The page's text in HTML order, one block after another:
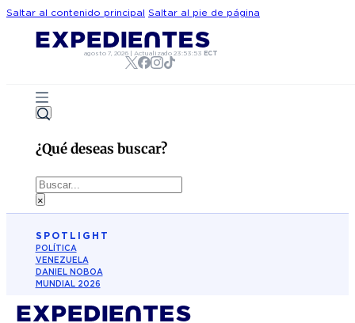
Saltar al contenido principal Saltar al pie de página
agosto 7, 2026| Actualizado 23:53:53 ECT
¿Qué deseas buscar?
Buscar
×
SPOTLIGHT
POLÍTICA
VENEZUELA
DANIEL NOBOA
MUNDIAL 2026